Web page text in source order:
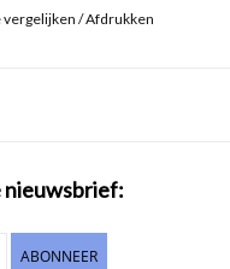
vergelijken /Afdrukken
nieuwsbrief:
ABONNEER